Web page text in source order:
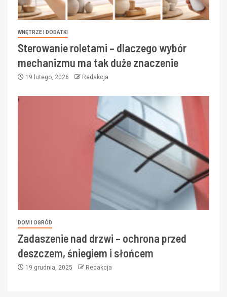
WNĘTRZE I DODATKI
Sterowanie roletami – dlaczego wybór
mechanizmu ma tak duże znaczenie
19 lutego, 2026 Redakcja
DOM I OGRÓD
Zadaszenie nad drzwi – ochrona przed
deszczem, śniegiem i słońcem
19 grudnia, 2025 Redakcja